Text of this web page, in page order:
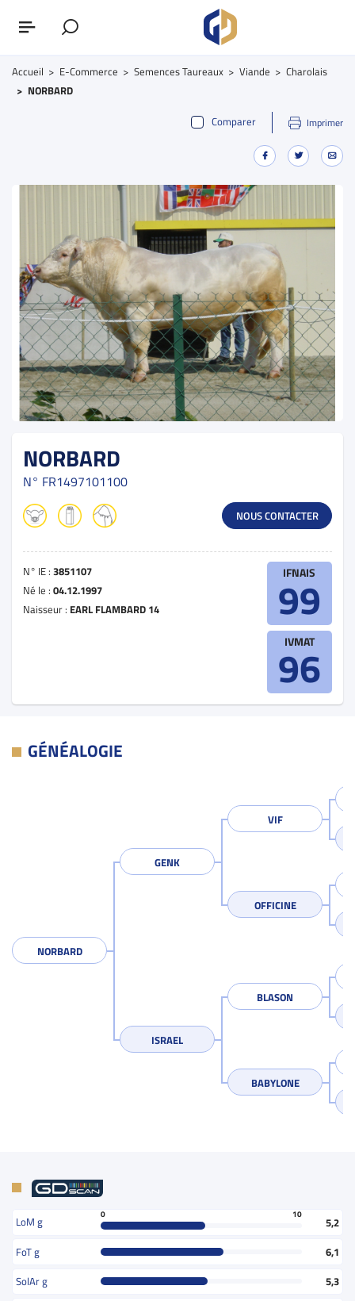
Accueil E-Commerce Semences Taureaux Viande
Charolais
NORBARD
Comparer
Imprimer
NORBARD
N° FR1497101100
NOUS CONTACTER
N° IE : 3851107
Né le : 04.12.1997
Naisseur : EARL FLAMBARD 14
IFNAIS
99
IVMAT
96
GÉNÉALOGIE
NORBARD
GENK
VIF
OFFICINE
ISRAEL
BLASON
BABYLONE
LoM g
0 10
5,2
FoT g
6,1
SolAr g
5,3